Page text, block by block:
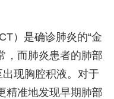
）是确诊肺炎的“金
，而肺炎患者的肺部
现胸腔积液。对于
精准地发现早期肺部